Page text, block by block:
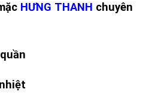
HƯNG THANH chuyên